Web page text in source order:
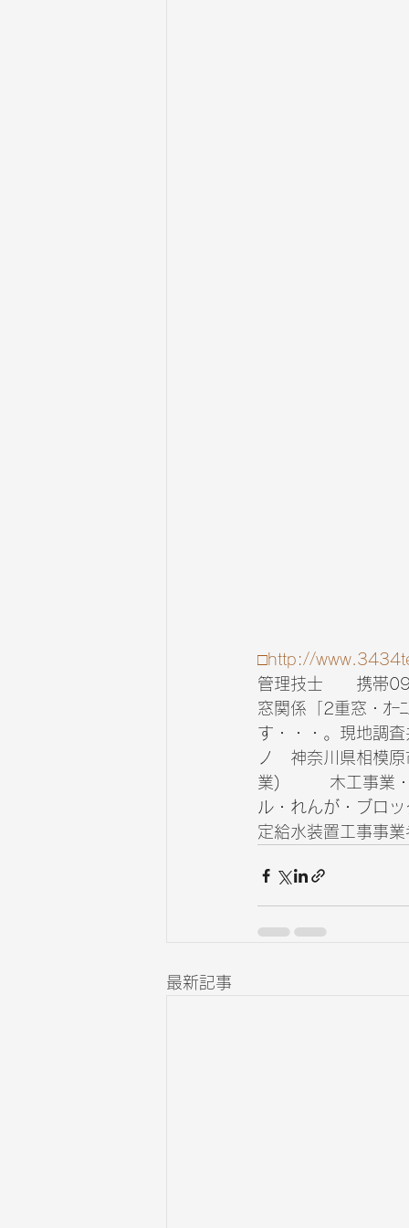
□http://
管理技士　　携帯
窓関係「2重窓・ｵｰ
す・・・。現地調
ノ　神奈川県相模
業)　　　木工事業
ル・れんが・ブロ
定給水装置工事
最新記事